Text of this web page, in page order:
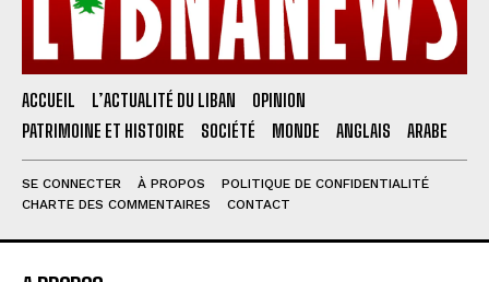
ACCUEIL L’ACTUALITÉ DU LIBAN
OPINION
PATRIMOINE ET HISTOIRE
SOCIÉTÉ MONDE ANGLAIS ARABE
SE CONNECTER À PROPOS
POLITIQUE DE CONFIDENTIALITÉ
CHARTE DES COMMENTAIRES
CONTACT